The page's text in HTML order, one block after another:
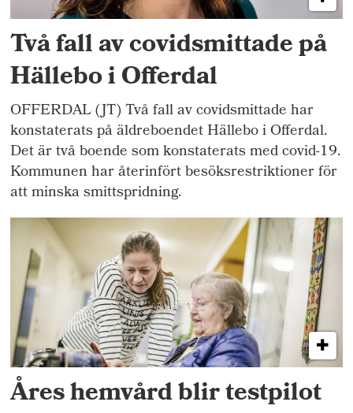
Två fall av covidsmittade på
Hällebo i Offerdal
OFFERDAL (JT) Två fall av covidsmittade har
konstaterats på äldreboendet Hällebo i Offerdal.
Det är två boende som konstaterats med covid-19.
Kommunen har återinfört besöksrestriktioner för
att minska smittspridning.
Åres hemvård blir testpilot